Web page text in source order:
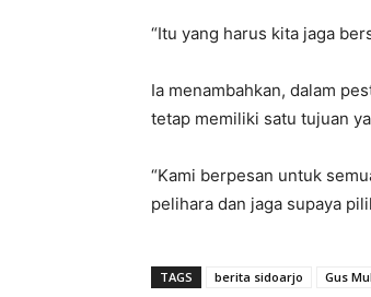
“Itu yang harus kita jaga
Ia menambahkan, dalam
tetap memiliki satu tujuan
“Kami berpesan untuk
pelihara dan jaga supaya
TAGS berita sidoarjo Gus